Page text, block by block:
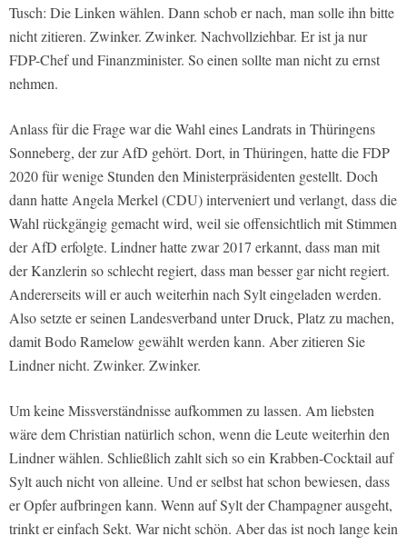
Tusch: Die Linken wählen. Dann schob er nach, man solle ihn bitte
nicht zitieren. Zwinker. Zwinker. Nachvollziehbar. Er ist ja nur
FDP-Chef und Finanzminister. So einen sollte man nicht zu ernst
nehmen.
Anlass für die Frage war die Wahl eines Landrats in Thüringens
Sonneberg, der zur AfD gehört. Dort, in Thüringen, hatte die FDP
2020 für wenige Stunden den Ministerpräsidenten gestellt. Doch
dann hatte Angela Merkel (CDU) interveniert und verlangt, dass die
Wahl rückgängig gemacht wird, weil sie offensichtlich mit Stimmen
der AfD erfolgte. Lindner hatte zwar 2017 erkannt, dass man mit
der Kanzlerin so schlecht regiert, dass man besser gar nicht regiert.
Andererseits will er auch weiterhin nach Sylt eingeladen werden.
Also setzte er seinen Landesverband unter Druck, Platz zu machen,
damit Bodo Ramelow gewählt werden kann. Aber zitieren Sie
Lindner nicht. Zwinker. Zwinker.
Um keine Missverständnisse aufkommen zu lassen. Am liebsten
wäre dem Christian natürlich schon, wenn die Leute weiterhin den
Lindner wählen. Schließlich zahlt sich so ein Krabben-Cocktail auf
Sylt auch nicht von alleine. Und er selbst hat schon bewiesen, dass
er Opfer aufbringen kann. Wenn auf Sylt der Champagner ausgeht,
trinkt er einfach Sekt. War nicht schön. Aber das ist noch lange kein